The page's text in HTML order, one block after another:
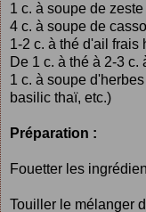
1 c. à soupe de
4 c. à soupe de
1-2 c. à thé d'ail frais
De 1 c. à thé à 2-3
1 c. à soupe
basilic thaï, etc.)
Préparation :
Fouetter les
Touiller le mélanger